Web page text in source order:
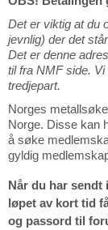
Det er viktig at du
jevnlig) der det
Det er denne
til fra NMF side.
tredjepart.
Norges
Norge. Disse kan
å søke
gyldig
Når du har sendt
løpet av kort tid
og passord til